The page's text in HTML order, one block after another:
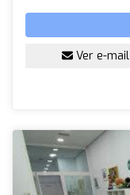
Ver e-mail